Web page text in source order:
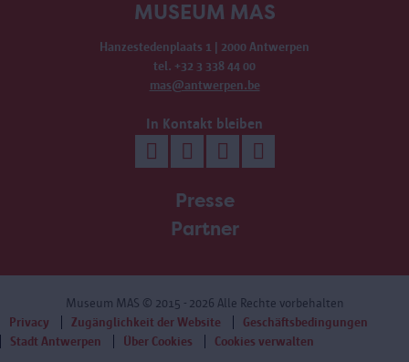
MUSEUM MAS
Hanzestedenplaats 1 | 2000 Antwerpen
tel. +32 3 338 44 00
mas@antwerpen.be
In Kontakt bleiben
Presse
Partner
Museum MAS © 2015 - 2026 Alle Rechte vorbehalten
Privacy
Zugänglichkeit der Website
Geschäftsbedingungen
Stadt Antwerpen
Über Cookies Cookies verwalten